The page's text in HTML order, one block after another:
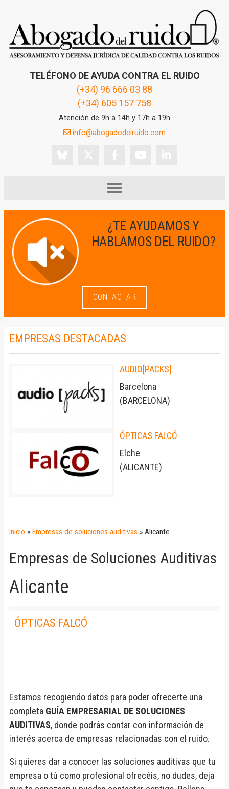
TELÉFONO DE AYUDA CONTRA EL RUIDO
(+34) 96 666 03 88
(+34) 605 157 758
Atención de 9h a 14h y 17h a 19h
info@abogadodelruido.com
¿TE AYUDAMOS Y
HABLAMOS DEL RUIDO?
CONTACTAR
EMPRESAS DESTACADAS
AUDIO[PACKS]
Barcelona
(BARCELONA)
ÓPTICAS FALCÓ
Elche
(ALICANTE)
Inicio » Empresas de soluciones auditivas » Alicante
Empresas de Soluciones Auditivas
Alicante
ÓPTICAS FALCÓ
Estamos recogiendo datos para poder ofrecerte una
completa GUÍA EMPRESARIAL DE SOLUCIONES
AUDITIVAS, donde podrás contar con información de
interés acerca de empresas relacionadas con el ruido.
Si quieres dar a conocer las soluciones auditivas que tu
empresa o tú como profesional ofrecéis, no dudes, deja